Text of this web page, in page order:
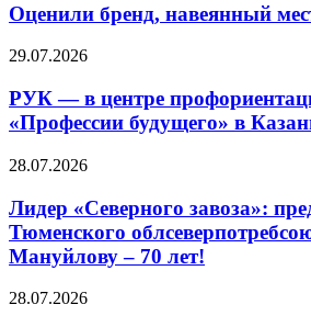
Оценили бренд, навеянный
29.07.2026
РУК — в центре
«Профессии будущего» в
28.07.2026
Лидер «Северного завоза»:
Тюменского
Мануйлову – 70 лет!
28.07.2026